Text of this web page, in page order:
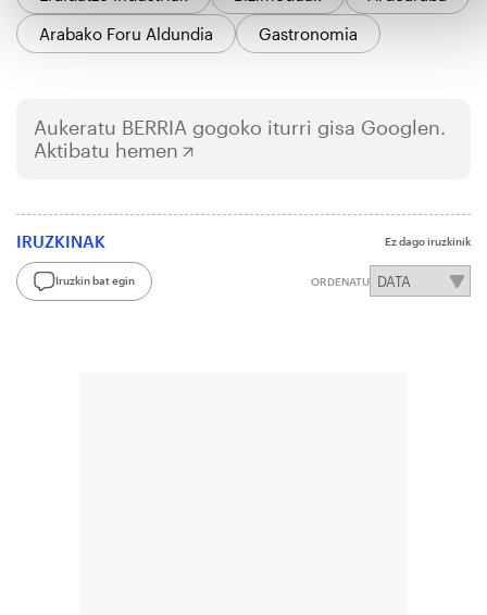
Arabako Foru Aldundia
Gastronomia
Aukeratu BERRIA gogoko iturri gisa Googlen.
Aktibatu hemen
IRUZKINAK Ez dago iruzkinik
Iruzkin bat egin ORDENATU